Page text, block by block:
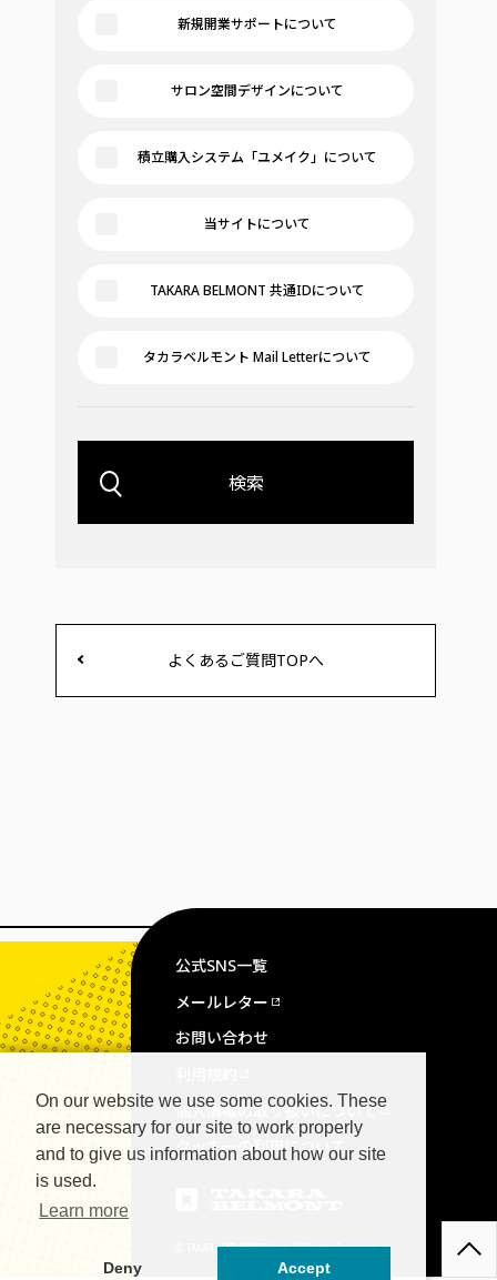
新規開業サポートについて
サロン空間デザインについて
積立購入システム「ユメイク」について
当サイトについて
TAKARA BELMONT 共通IDについて
タカラベルモント Mail Letterについて
検索
よくあるご質問TOPへ
公式SNS一覧
メールレター
お問い合わせ
個人情報の取り扱いについて
クッキーの利用について
© TAKARA BELMONT Corp. All Rights Reserved.
On our website we use some cookies. These
are necessary for our site to work properly
and to give us information about how our site
is used.
Learn more
Deny Accept